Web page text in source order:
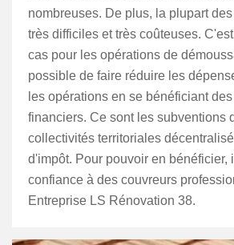
nombreuses. De plus, la plupart
très difficiles et très coûteuses.
cas pour les opérations de
possible de faire réduire les
les opérations en se bénéficiant
financiers. Ce sont les subventions
collectivités territoriales
d'impôt. Pour pouvoir en bénéficier,
confiance à des couvreurs
Entreprise LS Rénovation 38.